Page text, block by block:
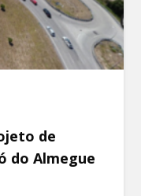
de
do Almegue